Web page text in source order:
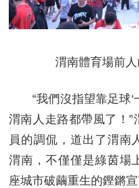
渭南體育場前
“我們沒指望靠足球‘
渭南人走路都帶風了！”
員的調侃，道出了渭南
渭南，不僅僅是綠茵場
座城市破繭重生的鏗鏘宣